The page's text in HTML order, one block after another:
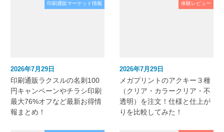
印刷通販マーケット情報
2026年7月29日
印刷通販ラクスルの名刺100
円キャンペーンやチラシ印刷
最大76%オフなど最新お得情
報まとめ！
体験レビュー
2026年7月29日
メガプリントのアクキー３種
（クリア・カラークリア・不
透明）を注文！仕様と仕上が
りを比較してみた！